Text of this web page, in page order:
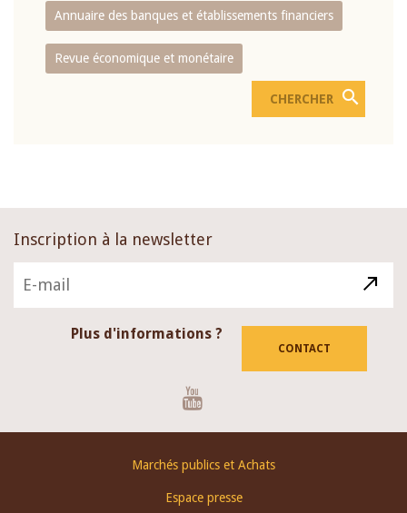
Annuaire des banques et établissements financiers
Revue économique et monétaire
Inscription à la newsletter
Plus d'informations ?
CONTACT
Marchés publics et Achats
Espace presse